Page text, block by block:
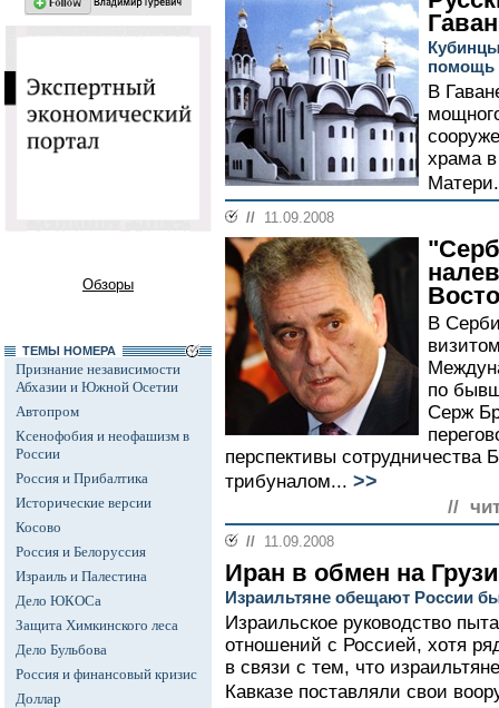
Обзоры
ТЕМЫ НОМЕРА
Признание независимости
Абхазии и Южной Осетии
Автопром
Ксенофобия и неофашизм в
России
Россия и Прибалтика
Исторические версии
Косово
Россия и Белоруссия
Израиль и Палестина
Дело ЮКОСа
Защита Химкинского леса
Дело Бульбова
Россия и финансовый кризис
Доллар
помощь
В
храма
// 11.09.2008
В
по
Серж
перспективы сотрудничества
трибуналом... >>
//
// 11.09.2008
Иран в обмен на
Израильтяне обещают России
Израильское руководство
отношений с Россией, хотя
в связи с тем, что
Кавказе поставляли свои